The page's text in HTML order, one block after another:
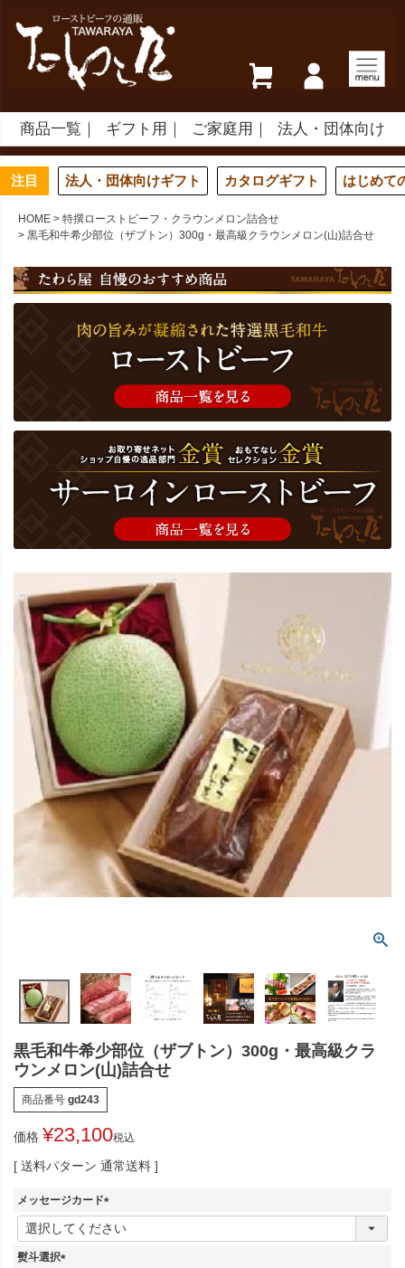
商品一覧 ギフト用 ご家庭用 法人・団体向け
注目 法人・団体向けギフト カタログギフト はじめて
HOME
特撰ローストビーフ・クラウンメロン詰合せ
黒毛和牛希少部位（ザブトン）300g・最高級クラウンメロン(山)詰合せ
黒毛和牛希少部位（ザブトン）300g・最高級クラ
ウンメロン(山)詰合せ
商品番号 gd243
価格 ¥23,100税込
送料パターン 通常送料
メッセージカード
(
必
熨斗選択